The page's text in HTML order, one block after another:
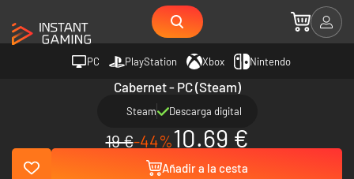
PC PlayStation Xbox Nintendo
Cabernet - PC (Steam)
Steam Descarga digital
19 €-44%10.69 €
Añadir a la cesta